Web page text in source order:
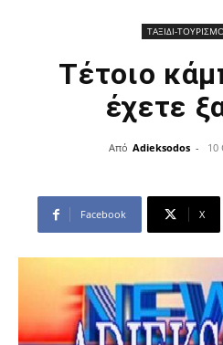
ΤΑΞΙΔΙ-
Τέτοιο
έχετε
Από Adieksodos - 10
Facebook X